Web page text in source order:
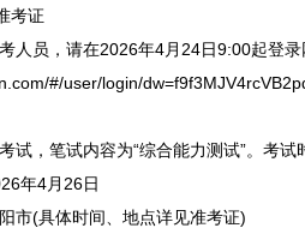
考证
员，请在2026年4月24日9:00起登录
#/user/login/
，笔试内容为“综合能力测试”。考试
年4月26日
市(具体时间、地点详见准考证)